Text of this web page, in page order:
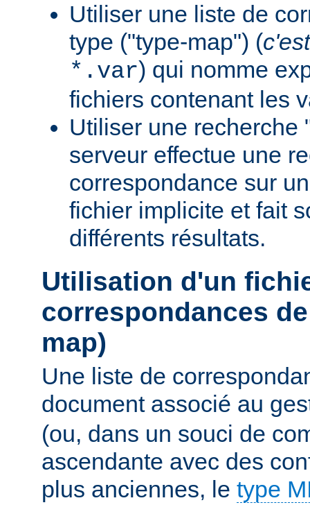
Utiliser une liste de
type ("type-map") (
*.var) qui nomme
fichiers contenant les
Utiliser une recherche
serveur effectue une
correspondance sur
fichier implicite et fait
différents résultats.
Utilisation d'un
correspondances
map)
Une liste de
document associé au
(ou, dans un souci de
ascendante avec des
plus anciennes, le type